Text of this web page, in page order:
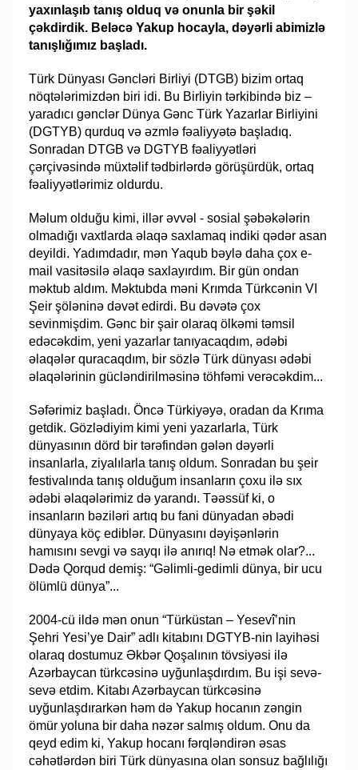
yaxınlaşıb tanış olduq və onunla bir şəkil
çəkdirdik. Beləcə Yakup hocayla, dəyərli abimizlə
tanışlığımız başladı.
Türk Dünyası Gəncləri Birliyi (DTGB) bizim ortaq
nöqtələrimizdən biri idi. Bu Birliyin tərkibində biz –
yaradıcı gənclər Dünya Gənc Türk Yazarlar Birliyini
(DGTYB) qurduq və əzmlə fəaliyyətə başladıq.
Sonradan DTGB və DGTYB fəaliyyətləri
çərçivəsində müxtəlif tədbirlərdə görüşürdük, ortaq
fəaliyyətlərimiz oldurdu.
Məlum olduğu kimi, illər əvvəl - sosial şəbəkələrin
olmadığı vaxtlarda əlaqə saxlamaq indiki qədər asan
deyildi. Yadımdadır, mən Yaqub bəylə daha çox e-
mail vasitəsilə əlaqə saxlayırdım. Bir gün ondan
məktub aldım. Məktubda məni Krımda Türkcənin VI
Şeir şöləninə dəvət edirdi. Bu dəvətə çox
sevinmişdim. Gənc bir şair olaraq ölkəmi təmsil
edəcəkdim, yeni yazarlar tanıyacaqdım, ədəbi
əlaqələr quracaqdım, bir sözlə Türk dünyası ədəbi
əlaqələrinin gücləndirilməsinə töhfəmi verəcəkdim...
Səfərimiz başladı. Öncə Türkiyəyə, oradan da Krıma
getdik. Gözlədiyim kimi yeni yazarlarla, Türk
dünyasının dörd bir tərəfindən gələn dəyərli
insanlarla, ziyalılarla tanış oldum. Sonradan bu şeir
festivalında tanış olduğum insanların çoxu ilə sıx
ədəbi əlaqələrimiz də yarandı. Təəssüf ki, o
insanların bəziləri artıq bu fani dünyadan əbədi
dünyaya köç ediblər. Dünyasını dəyişənlərin
hamısını sevgi və sayqı ilə anırıq! Nə etmək olar?...
Dədə Qorqud demiş: “Gəlimli-gedimli dünya, bir ucu
ölümlü dünya”...
2004-cü ildə mən onun “Türküstan – Yesevî’nin
Şehri Yesi’ye Dair” adlı kitabını DGTYB-nin layihəsi
olaraq dostumuz Əkbər Qoşalının tövsiyəsi ilə
Azərbaycan türkcəsinə uyğunlaşdırdım. Bu işi sevə-
sevə etdim. Kitabı Azərbaycan türkcəsinə
uyğunlaşdırarkən həm də Yakup hocanın zəngin
ömür yoluna bir daha nəzər salmış oldum. Onu da
qeyd edim ki, Yakup hocanı fərqləndirən əsas
cəhətlərdən biri Türk dünyasına olan sonsuz bağlılığı